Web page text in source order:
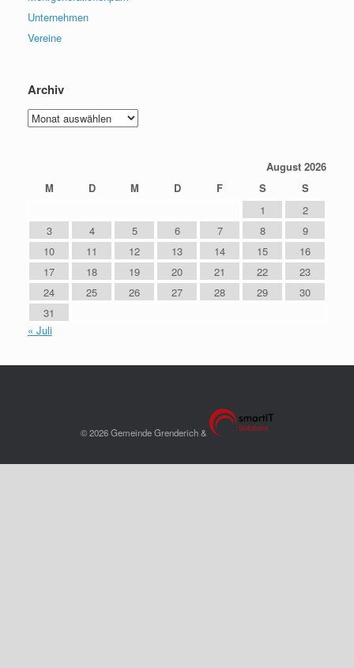
Unternehmen
Vereine
Archiv
Archiv
August 2026
M
D M D F S
S
1
2
3
4 5 6 7 8
9
10
11 12 13 14 15
16
17
18 19 20 21 22
23
24
25 26 27 28 29
30
31
« Juli
© 2026 Gemeinde Grenderich &